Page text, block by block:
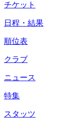
チケット
日程・結果
順位表
クラブ
ニュース
特集
スタッツ